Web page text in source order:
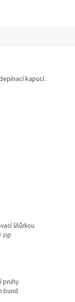
kapucí.
šňůrkou
zip
pruhy
bund